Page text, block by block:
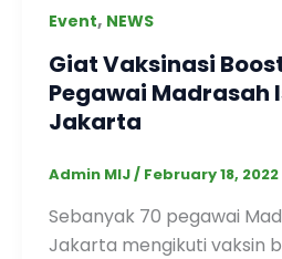
Event, NEWS
Giat Vaksinasi
Pegawai Madrasah
Jakarta
Admin MIJ/ February 18, 2022
Sebanyak 70 pegawai
Jakarta mengikuti vaksin